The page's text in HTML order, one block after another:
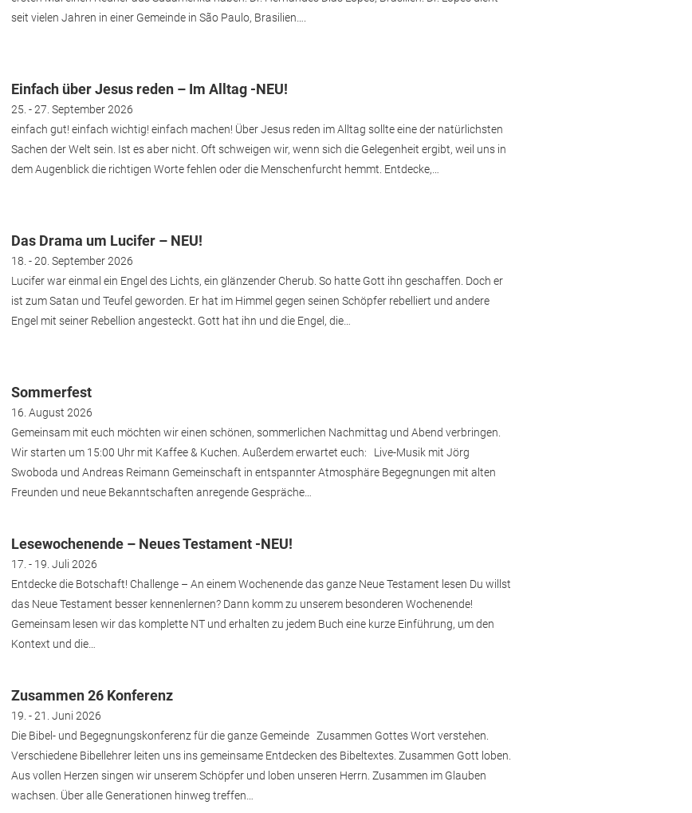
seit vielen Jahren in einer Gemeinde in São Paulo, Brasilien….
Einfach über Jesus reden – Im Alltag -NEU!
25. - 27. September 2026
einfach gut! einfach wichtig! einfach machen! Über Jesus reden im Alltag sollte eine der natürlichsten
Sachen der Welt sein. Ist es aber nicht. Oft schweigen wir, wenn sich die Gelegenheit ergibt, weil uns in
dem Augenblick die richtigen Worte fehlen oder die Menschenfurcht hemmt. Entdecke,…
Das Drama um Lucifer – NEU!
18. - 20. September 2026
Lucifer war einmal ein Engel des Lichts, ein glänzender Cherub. So hatte Gott ihn geschaffen. Doch er
ist zum Satan und Teufel geworden. Er hat im Himmel gegen seinen Schöpfer rebelliert und andere
Engel mit seiner Rebellion angesteckt. Gott hat ihn und die Engel, die…
Sommerfest
16. August 2026
Gemeinsam mit euch möchten wir einen schönen, sommerlichen Nachmittag und Abend verbringen.
Wir starten um 15:00 Uhr mit Kaffee & Kuchen. Außerdem erwartet euch: Live-Musik mit Jörg
Swoboda und Andreas Reimann Gemeinschaft in entspannter Atmosphäre Begegnungen mit alten
Freunden und neue Bekanntschaften anregende Gespräche…
Lesewochenende – Neues Testament -NEU!
17. - 19. Juli 2026
Entdecke die Botschaft! Challenge – An einem Wochenende das ganze Neue Testament lesen Du willst
das Neue Testament besser kennenlernen? Dann komm zu unserem besonderen Wochenende!
Gemeinsam lesen wir das komplette NT und erhalten zu jedem Buch eine kurze Einführung, um den
Kontext und die…
Zusammen 26 Konferenz
19. - 21. Juni 2026
Die Bibel- und Begegnungskonferenz für die ganze Gemeinde Zusammen Gottes Wort verstehen.
Verschiedene Bibellehrer leiten uns ins gemeinsame Entdecken des Bibeltextes. Zusammen Gott loben.
Aus vollen Herzen singen wir unserem Schöpfer und loben unseren Herrn. Zusammen im Glauben
wachsen. Über alle Generationen hinweg treffen…